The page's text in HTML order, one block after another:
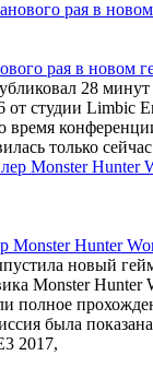
рая в новом
28
от студии Limbic
время
только
Monster Hunter
новый
Monster Hunter
полное
была
2017,